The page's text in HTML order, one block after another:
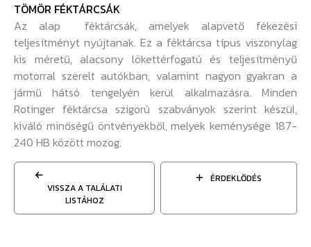
TÖMÖR FÉKTÁRCSÁK
Az alap féktárcsák, amelyek alapvető fékezési
teljesítményt nyújtanak. Ez a féktárcsa típus viszonylag
kis méretű, alacsony lökettérfogatú és teljesítményű
motorral szerelt autókban, valamint nagyon gyakran a
jármű hátsó tengelyén kerül alkalmazásra. Minden
Rotinger féktárcsa szigorú szabványok szerint készül,
kiváló minőségű öntvényekből, melyek keménysége 187-
240 HB között mozog.
VISSZA A TALÁLATI
LISTÁHOZ
ÉRDEKLŐDÉS